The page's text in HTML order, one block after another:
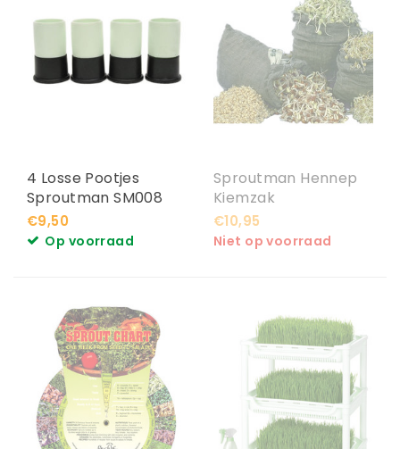
4 Losse Pootjes
Sproutman SM008
€9,50
Op voorraad
Sproutman Hennep
Kiemzak
€10,95
Niet op voorraad